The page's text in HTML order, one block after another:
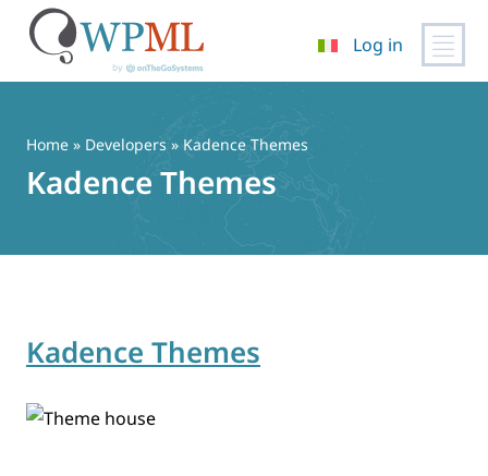
contenuto
Log in
Home » Developers » Kadence Themes
Kadence Themes
Kadence Themes